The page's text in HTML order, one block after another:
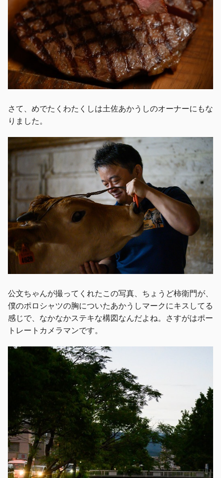
さて、めでたくわたくしは土佐あかうしのオーナーにもな
りました。
公文ちゃんが撮ってくれたこの写真、ちょうど柿衛門が、
僕のポロシャツの胸についたあかうしマークにキスしてる
感じで、なかなかステキな構図なんだよね。さすがはポー
トレートカメラマンです。